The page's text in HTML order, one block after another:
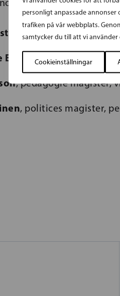
personligt anpassade annonser
trafiken på vår webbplats.
samtycker du till att vi använder
Cookieinställningar
kandidater i
, juris kandidat,
, verksamhetsledare,
, pedagogie magister,
, politices magister,